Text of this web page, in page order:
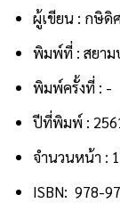
ผู้เขียน : กษิดิ
พิมพ์ที่ : สยาม
พิมพ์ครั้งที่ : -
ปีที่พิมพ์ :
จำนวนหน้า :
ISBN: 978-